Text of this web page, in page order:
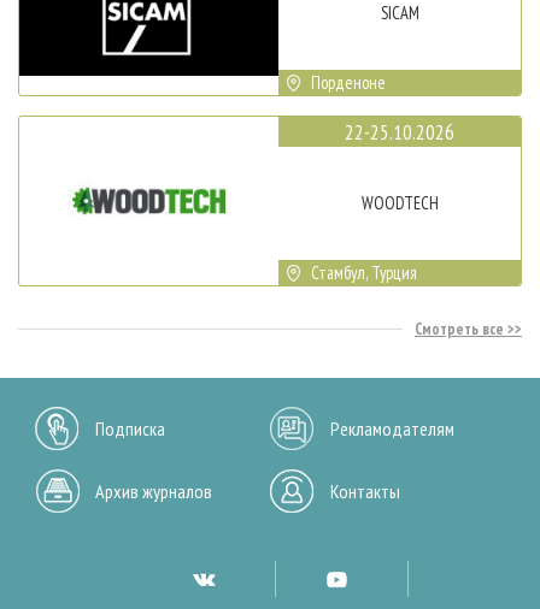
SICAM
Порденоне
22-25.10.2026
WOODTECH
Стамбул, Турция
Смотреть все
Подписка Рекламодателям
Архив журналов Контакты